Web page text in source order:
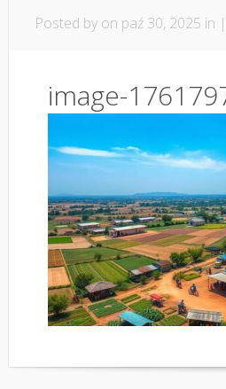
Posted by on paź 30, 2025 in |
image-